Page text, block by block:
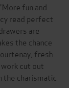
fun and
read perfect
are
the chance
fresh
cut out
the charismatic